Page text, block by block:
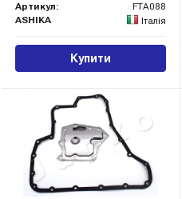
Артикул:
FTA088
ASHIKA
Італія
Купити